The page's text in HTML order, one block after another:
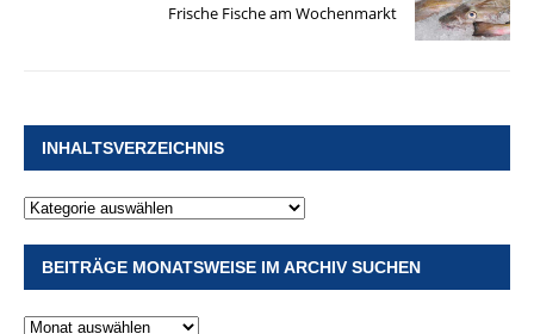
Frische Fische am Wochenmarkt
INHALTSVERZEICHNIS
BEITRÄGE MONATSWEISE IM ARCHIV SUCHEN